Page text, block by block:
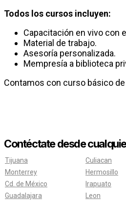
Todos los cursos incluyen:
Capacitación en vivo con
Material de trabajo.
Asesoría personalizada.
Mempresía a biblioteca
Contamos con curso básico
Contéctate desde
Tijuana
Monterrey
Cd. de México
Guadalajara
Culiacan
Hermosillo
Irapuato
Leon